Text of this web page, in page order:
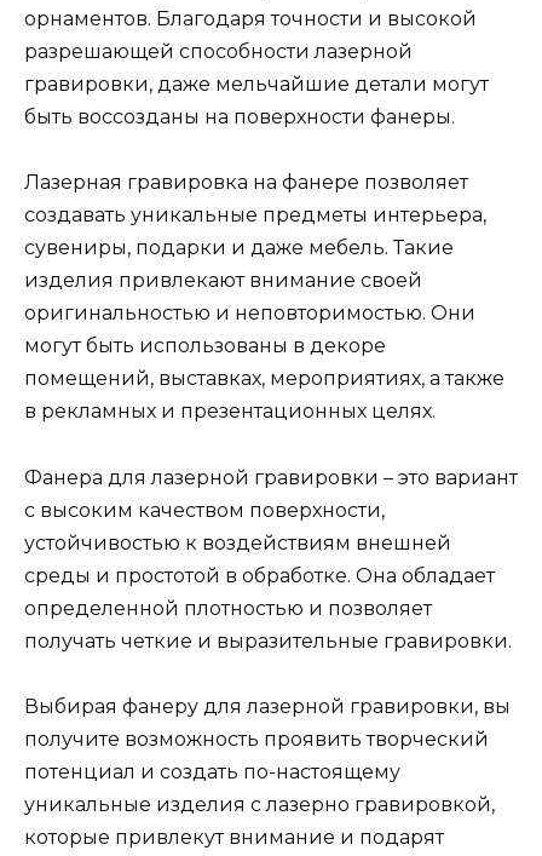
орнаментов. Благодаря точности и высокой
разрешающей способности лазерной
гравировки, даже мельчайшие детали могут
быть воссозданы на поверхности фанеры.
Лазерная гравировка на фанере позволяет
создавать уникальные предметы интерьера,
сувениры, подарки и даже мебель. Такие
изделия привлекают внимание своей
оригинальностью и неповторимостью. Они
могут быть использованы в декоре
помещений, выставках, мероприятиях, а также
в рекламных и презентационных целях.
Фанера для лазерной гравировки – это вариант
с высоким качеством поверхности,
устойчивостью к воздействиям внешней
среды и простотой в обработке. Она обладает
определенной плотностью и позволяет
получать четкие и выразительные гравировки.
Выбирая фанеру для лазерной гравировки, вы
получите возможность проявить творческий
потенциал и создать по-настоящему
уникальные изделия с лазерно гравировкой,
которые привлекут внимание и подарят